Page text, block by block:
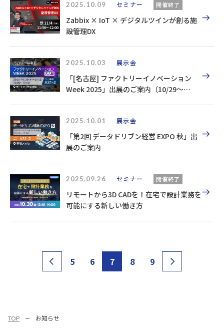
2025.10.09 セミナー 開催終了
Zabbix × IoT × デジタルツインが創る施
設管理DX
2025.10.03 展示会
「[名古屋] ファクトリーイノベーション
Week 2025」出展のご案内（10/29～
2025.10.01 展示会
「第2回 データドリブン経営 EXPO 秋」出
展のご案内
2025.09.26 セミナー 開催終了
リモートから3D CADを！在宅で設計業務を
可能にする新しい働き方
5 6 7 8 9
TOP お知らせ